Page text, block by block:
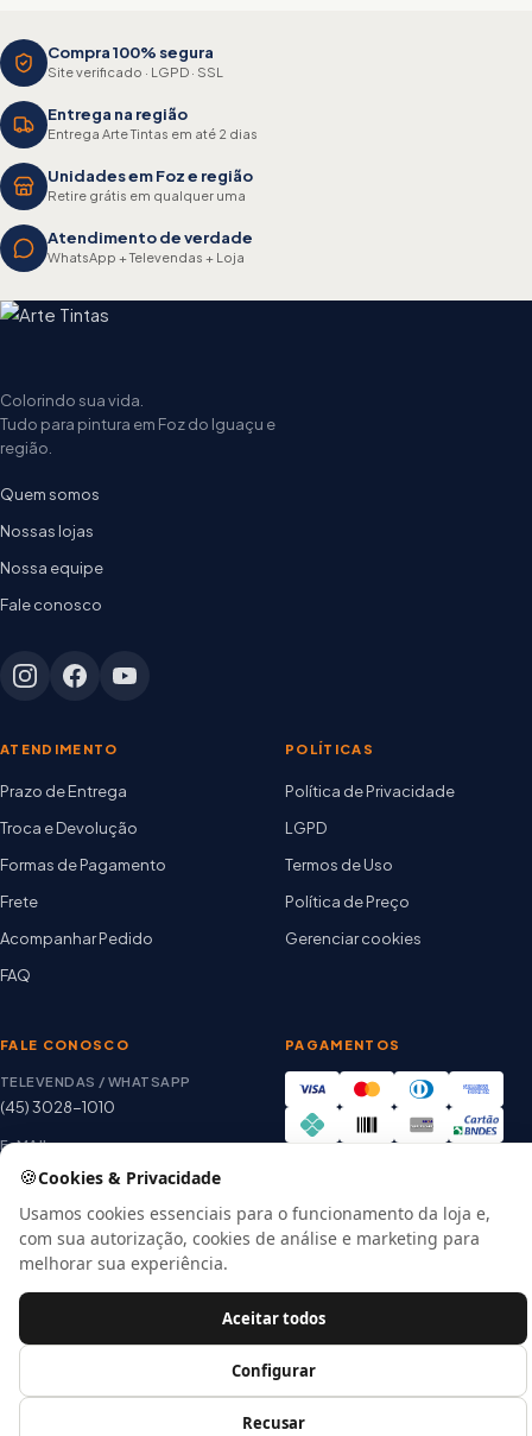
Compra 100% segura
Site verificado · LGPD · SSL
Entrega na região
Entrega Arte Tintas em até 2 dias
Unidades em Foz e região
Retire grátis em qualquer uma
Atendimento de verdade
WhatsApp + Televendas + Loja
Colorindo sua vida.
Tudo para pintura em Foz do Iguaçu e
região.
Quem somos
Nossas lojas
Nossa equipe
Fale conosco
ATENDIMENTO
Prazo de Entrega
Troca e Devolução
Formas de Pagamento
Frete
Acompanhar Pedido
FAQ
POLÍTICAS
Política de Privacidade
LGPD
Termos de Uso
Política de Preço
Gerenciar cookies
FALE CONOSCO
TELEVENDAS / WHATSAPP
(45) 3028-1010
E-MAIL
thiago@artetintas.com.br
HORÁRIO
Seg. a Sex. 8h às 18h
Sábado 8h às 12h
PAGAMENTOS
Google Safe Browsing
© 2026 Arte Tintas · CNPJ 00.057.118/0001-56
🍪Cookies & Privacidade
Usamos cookies essenciais para o funcionamento da loja e,
com sua autorização, cookies de análise e marketing para
melhorar sua experiência.
Recusar
Configurar
Aceitar todos